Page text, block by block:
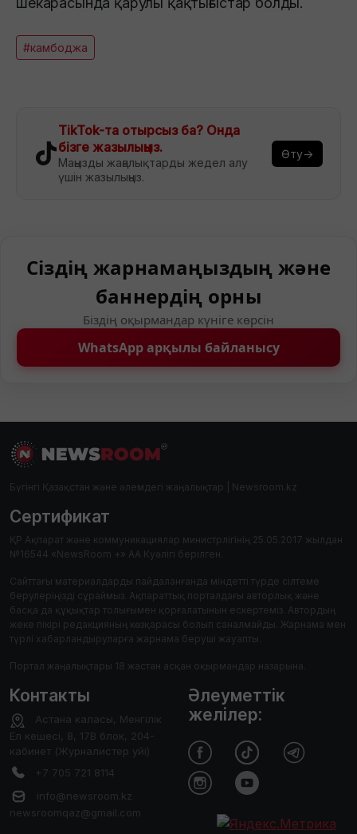
#камбоджа
TikTok-та отырсыз ба? Онда
бізге жазылыңыз.
Маңызды жаңалықтарды жедел алу
үшін жазылыңыз.
Өту→
Сіздің жарнамаңыздың және
баннердің орны
Біздің оқырмандар күніге көрсін
WhatsApp арқылы байланысу
Бүгінгі Қазақстан және әлемдегі жаңалықтар | Newsroom.kz
Сертификат
ҚР Ақпарат және коммуникациялар министрлігінің 25.05.2017 жылдан
№16544 «NewsRoom +» АА Куәлігі берілген.
Сайттағы материалдарды пайдаланғанда міндетті түрде сілтеме
берулеріңізді сұраймыз. Ақпараттық порталдағы авторлық және
басқа да құқықтар толығымен қорғалатынын ескертеміз. Автордың
жеке пікірі редакцияның көзқарасы болып саналмайды. Жарнама мен
түрлі хабарландыруларға жарнама беруші жауапты.
Портал жаңалықтары 18 жастан асқан оқырмандар назарына.
Контакты
Астана каласы, Менгілік
Ел кешесі, 8, 17В блок, 204-
кабинет (Журналистер уйі)
+7 705 721 8114
info@newsroom.kz
newsroomqaz@gmail.com
Әлеуметтік
желілер: